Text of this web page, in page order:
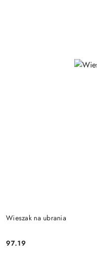
Wieszak na ubrania
Cena:
97.19